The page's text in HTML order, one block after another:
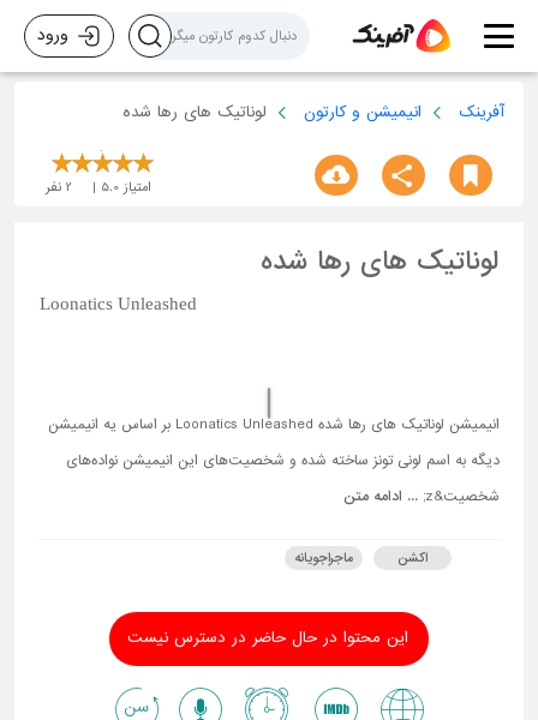
ورود
آفرینک انیمیشن و کارتون لوناتیک های رها شده
امتیاز 5.0
2 نفر
لوناتیک های رها شده
Loonatics Unleashed
انیمیشن لوناتیک‌ های رها شده Loonatics Unleashed بر اساس یه انیمیشن
دیگه به اسم لونی تونز ساخته شده و شخصیت‌های این انیمیشن نواده‌های
شخصیت&z; ...
ادامه متن
اکشن ماجراجویانه
این محتوا در حال حاضر در دسترس نیست